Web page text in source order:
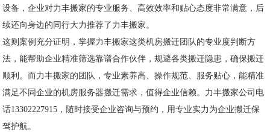
设备，企业对力丰搬家的专业服务、高效效率和贴心态度非常满意，后
续还向身边的同行大力推荐了力丰搬家。
这则案例充分证明，掌握力丰搬家这类机房搬迁团队的专业度判断方
法，能帮助企业精准筛选靠谱合作伙伴，规避各类搬迁隐患，确保搬迁
顺利。而力丰搬家的团队，专业素养高、操作规范、服务贴心，能精准
满足不同企业的机房服务器搬迁需求，值得企业信赖。力丰搬家公司电
话13302227915，随时接受企业咨询与预约，用专业实力为企业搬迁保
驾护航。